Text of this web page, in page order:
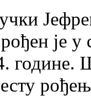
је у
године.